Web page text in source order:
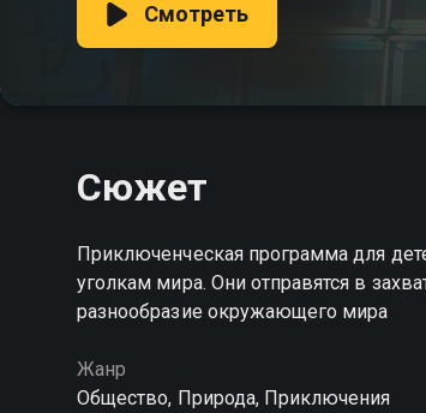
Смотреть
Сюжет
Приключенческая программа для
уголкам мира. Они отправятся в
разнообразие окружающего мира
Жанр
Общество, Природа, Приключения